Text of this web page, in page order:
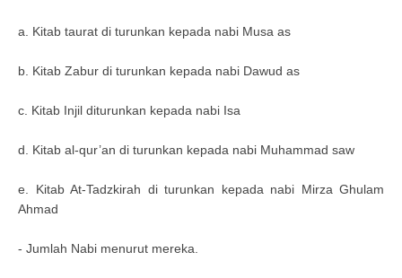
a. Kitab taurat di turunkan kepada nabi Musa as
b. Kitab Zabur di turunkan kepada nabi Dawud as
c. Kitab Injil diturunkan kepada nabi Isa
d. Kitab al-qur’an di turunkan kepada nabi Muhammad saw
e. Kitab At-Tadzkirah di turunkan kepada nabi Mirza Ghulam
Ahmad
- Jumlah Nabi menurut mereka.